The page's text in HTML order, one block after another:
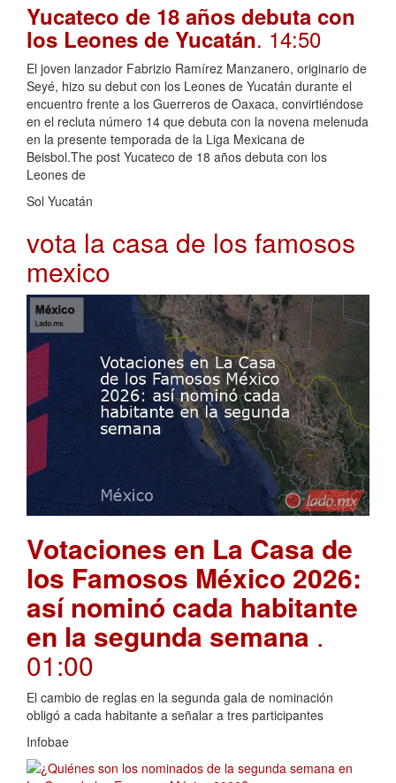
Yucateco de 18 años debuta con
los Leones de Yucatán. 14:50
El joven lanzador Fabrizio Ramírez Manzanero, originario de
Seyé, hizo su debut con los Leones de Yucatán durante el
encuentro frente a los Guerreros de Oaxaca, convirtiéndose
en el recluta número 14 que debuta con la novena melenuda
en la presente temporada de la Liga Mexicana de
Beisbol.The post Yucateco de 18 años debuta con los
Leones de
Sol Yucatán
vota la casa de los famosos
mexico
Votaciones en La Casa de
los Famosos México 2026:
así nominó cada habitante
en la segunda semana .
01:00
El cambio de reglas en la segunda gala de nominación
obligó a cada habitante a señalar a tres participantes
Infobae